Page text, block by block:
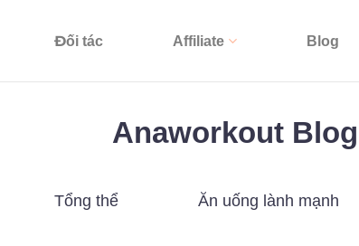
Đối tác Affiliate Blog
Anaworkout Blog
Tổng thể Ăn uống lành mạnh